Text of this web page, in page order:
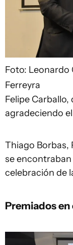
Foto: Leonardo
Ferreyra
Felipe
agradeciendo
Thiago Borbas,
se
celebración de
Premiados